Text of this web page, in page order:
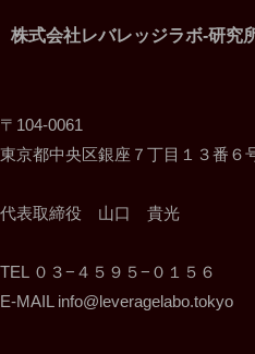
株式会社レバレッジラボ-研究
〒104-0061
東京都中央区銀座７丁目１３番６
代表取締役 山口 貴光
TEL ０３−４５９５−０１５６
E-MAIL info@leveragelabo.tokyo